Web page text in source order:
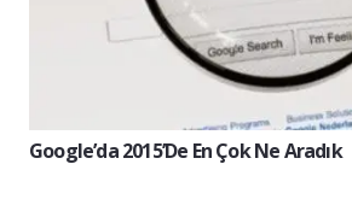
Google’da 2015’de En Çok Ne Aradık